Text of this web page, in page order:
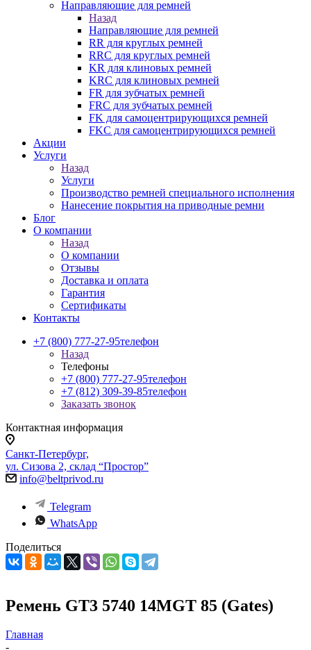
Направляющие для ремней
Назад
Направляющие для ремней
RR для круглых ремней
RRC для круглых ремней
KR для клиновых ремней
KRC для клиновых ремней
FR для зубчатых ремней
FRC для зубчатых ремней
FK для самоцентрирующихся ремней
FKC для самоцентрирующихся ремней
Акции
Услуги
Назад
Услуги
Производство ремней специального исполнения
Нанесение покрытия на приводные ремни
Блог
О компании
Назад
О компании
Отзывы
Доставка и оплата
Гарантия
Сертификаты
Контакты
+7 (800) 777-27-95телефон
Назад
Телефоны
+7 (800) 777-27-95телефон
+7 (812) 309-39-85телефон
Заказать звонок
Контактная информация
Санкт-Петербург,
ул. Сизова 2, склад “Простор”
info@beltprivod.ru
Telegram
WhatsApp
Поделиться
Ремень GT3 5740 14MGT 85 (Gates)
Главная
-